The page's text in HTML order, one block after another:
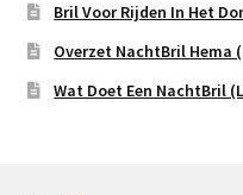
Bril Voor Rijden In Het
Overzet NachtBril Hema
Wat Doet Een NachtBril